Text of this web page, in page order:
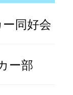
同好会
ー部